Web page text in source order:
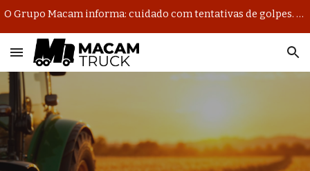
O Grupo Macam informa: cuidado com tentativas de golpes. Nosso único domínio oficial de e-mail é @macambrasil.com.br.